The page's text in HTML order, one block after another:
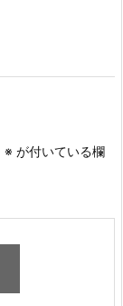
※ が付いている欄